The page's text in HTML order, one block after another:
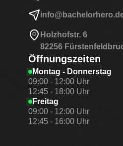
Holzhofstr. 6
82256
Öffnungszeiten
Montag - Donnerstag
09:00 - 12:00 Uhr
12:45 - 18:00 Uhr
Freitag
09:00 - 12:00 Uhr
12:45 - 16:00 Uhr